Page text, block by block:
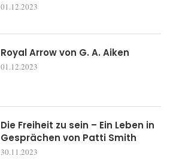
01.12.2023
Royal Arrow von G. A. Aiken
01.12.2023
Die Freiheit zu sein – Ein Leben in
Gesprächen von Patti Smith
30.11.2023